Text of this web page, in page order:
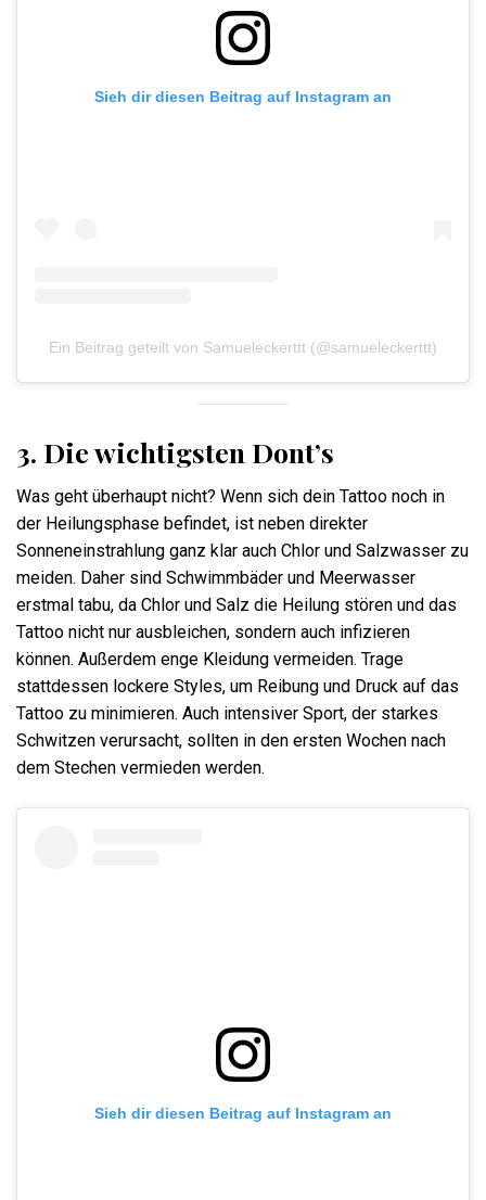
Sieh dir diesen Beitrag auf Instagram an
Ein Beitrag geteilt von Samueleckerttt (@samueleckerttt)
3. Die wichtigsten Dont’s
Was geht überhaupt nicht? Wenn sich dein Tattoo noch in
der Heilungsphase befindet, ist neben direkter
Sonneneinstrahlung ganz klar auch Chlor und Salzwasser zu
meiden. Daher sind Schwimmbäder und Meerwasser
erstmal tabu, da Chlor und Salz die Heilung stören und das
Tattoo nicht nur ausbleichen, sondern auch infizieren
können. Außerdem enge Kleidung vermeiden. Trage
stattdessen lockere Styles, um Reibung und Druck auf das
Tattoo zu minimieren. Auch intensiver Sport, der starkes
Schwitzen verursacht, sollten in den ersten Wochen nach
dem Stechen vermieden werden.
Sieh dir diesen Beitrag auf Instagram an